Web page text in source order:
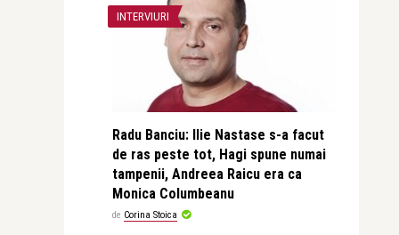
INTERVIURI
Radu Banciu: Ilie Nastase s-a facut
de ras peste tot, Hagi spune numai
tampenii, Andreea Raicu era ca
Monica Columbeanu
de Corina Stoica